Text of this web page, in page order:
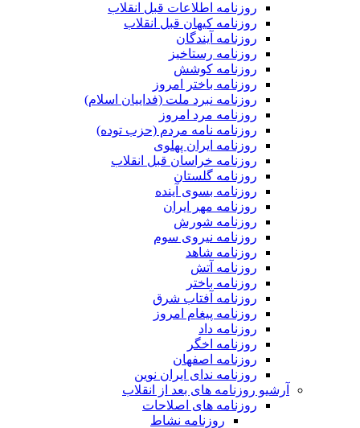
روزنامه اطلاعات قبل انقلاب
روزنامه کیهان قبل انقلاب
روزنامه آیندگان
روزنامه رستاخیز
روزنامه کوشش
روزنامه باختر امروز
روزنامه نبرد ملت (فداییان اسلام)
روزنامه مرد امروز
روزنامه نامه مردم (حزب توده)
روزنامه ایران پهلوی
روزنامه خراسان قبل انقلاب
روزنامه گلستان
روزنامه بسوی آینده
روزنامه مهر ایران
روزنامه شورش
روزنامه نیروی سوم
روزنامه شاهد
روزنامه آتش
روزنامه باختر
روزنامه آفتاب شرق
روزنامه پیغام امروز
روزنامه داد
روزنامه اخگر
روزنامه اصفهان
روزنامه ندای ایران نوین
آرشیو روزنامه های بعد از انقلاب
روزنامه های اصلاحات
روزنامه نشاط